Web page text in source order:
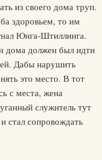
из своего дома труп.
здоровьем, то им
Юнга-Штиллинга.
дома должен был идти
Дабы нарушить
это место. В тот
с места, жена
служитель тут
стал сопровождать